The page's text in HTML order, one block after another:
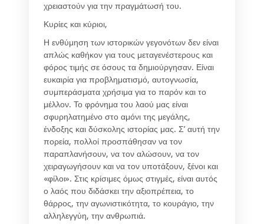
χρειαστούν για την πραγμάτωσή του.
Κυρίες και κύριοι,
Η ενθύμηση των ιστορικών γεγονότων δεν είναι
απλώς καθήκον για τους μεταγενέστερους και
φόρος τιμής σε όσους τα δημιούργησαν. Είναι
ευκαιρία για προβληματισμό, αυτογνωσία,
συμπεράσματα χρήσιμα για το παρόν και το
μέλλον. Το φρόνημα του λαού μας είναι
σφυρηλατημένο στο αμόνι της μεγάλης,
ένδοξης και δύσκολης ιστορίας μας. Σ’ αυτή την
πορεία, πολλοί προσπάθησαν να τον
παραπλανήσουν, να τον αλώσουν, να τον
χειραγωγήσουν και να τον υποτάξουν, ξένοι και
«φίλοι». Στις κρίσιμες όμως στιγμές, είναι αυτός
ο λαός που διδάσκει την αξιοπρέπεια, το
θάρρος, την αγωνιστικότητα, το κουράγιο, την
αλληλεγγύη, την ανθρωπιά.